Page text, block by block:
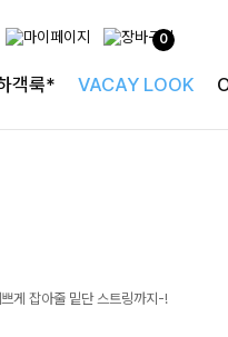
0
객룩* VACAY LOOK
게 잡아줄 밑단 스트링까지-!